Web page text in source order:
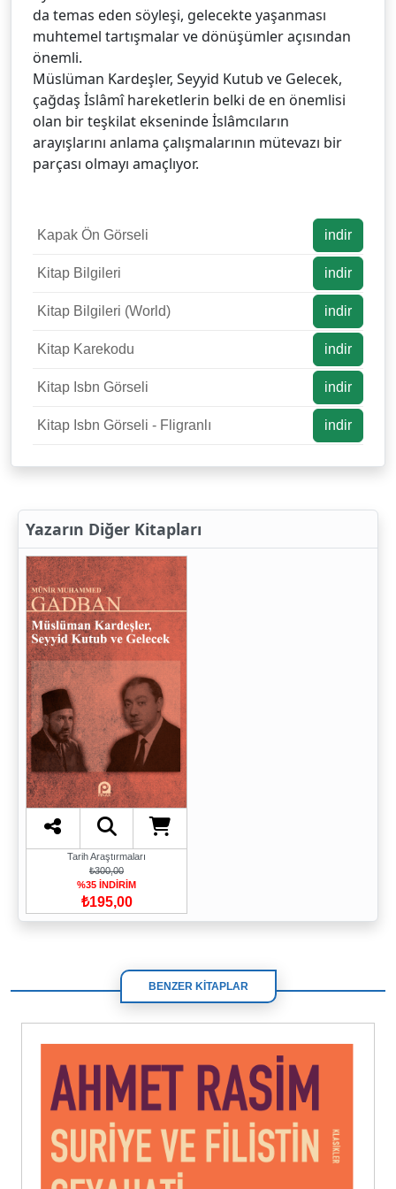
da temas eden söyleşi, gelecekte yaşanması
muhtemel tartışmalar ve dönüşümler açısından
önemli.
Müslüman Kardeşler, Seyyid Kutub ve Gelecek,
çağdaş İslâmî hareketlerin belki de en önemlisi
olan bir teşkilat ekseninde İslâmcıların
arayışlarını anlama çalışmalarının mütevazı bir
parçası olmayı amaçlıyor.
Kapak Ön Görseli indir
Kitap Bilgileri indir
Kitap Bilgileri (World) indir
Kitap Karekodu indir
Kitap Isbn Görseli indir
Kitap Isbn Görseli - Fligranlı indir
Yazarın Diğer Kitapları
Tarih Araştırmaları
₺300,00
%35 İNDİRİM
₺195,00
BENZER KİTAPLAR